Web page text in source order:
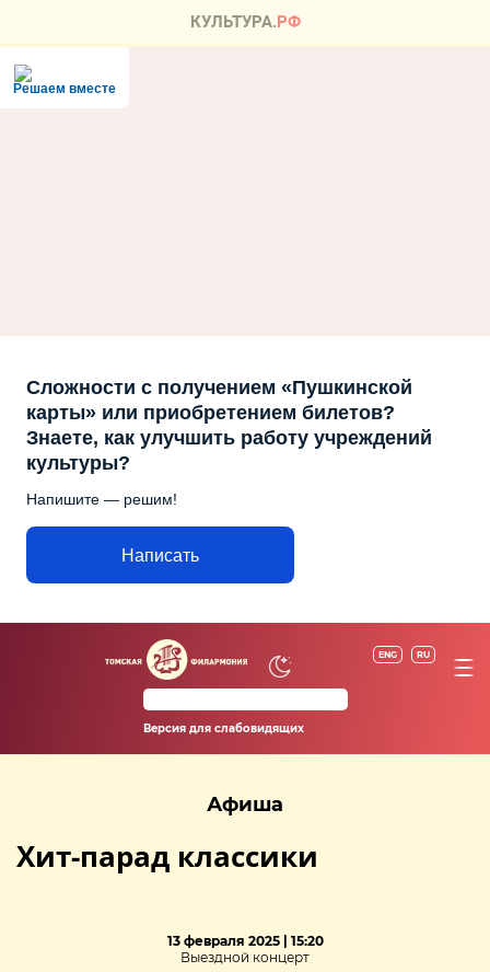
Решаем вместе
Сложности с получением «Пушкинской
карты» или приобретением билетов?
Знаете, как улучшить работу учреждений
культуры?
Напишите — решим!
Написать
ENG RU
Версия для слабовидящих
Афиша
Хит-парад классики
13 февраля 2025 | 15:20
Выездной концерт